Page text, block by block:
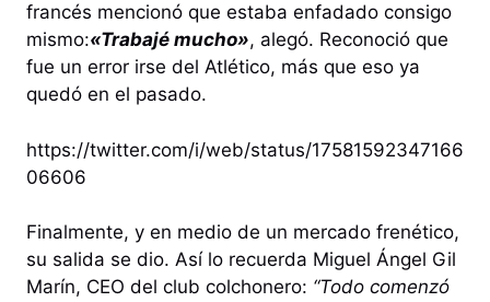
francés mencionó que estaba enfadado consigo
mismo:«Trabajé mucho», alegó. Reconoció que
fue un error irse del Atlético, más que eso ya
quedó en el pasado.
https://twitter.com/i/web/status/17581592347166
06606
Finalmente, y en medio de un mercado frenético,
su salida se dio. Así lo recuerda Miguel Ángel Gil
Marín, CEO del club colchonero: “Todo comenzó